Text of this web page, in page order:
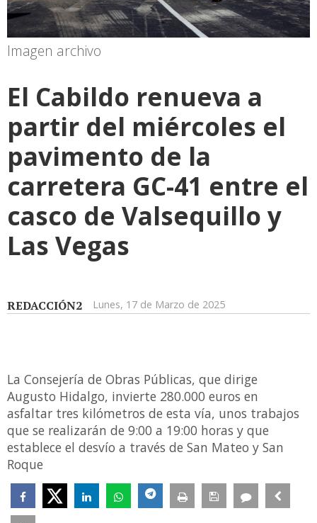
Imagen archivo
El Cabildo renueva a
partir del miércoles el
pavimento de la
carretera GC-41 entre el
casco de Valsequillo y
Las Vegas
REDACCIÓN2 Lunes, 17 de Marzo de 2025
La Consejería de Obras Públicas, que dirige
Augusto Hidalgo, invierte 280.000 euros en
asfaltar tres kilómetros de esta vía, unos trabajos
que se realizarán de 9:00 a 19:00 horas y que
establece el desvío a través de San Mateo y San
Roque